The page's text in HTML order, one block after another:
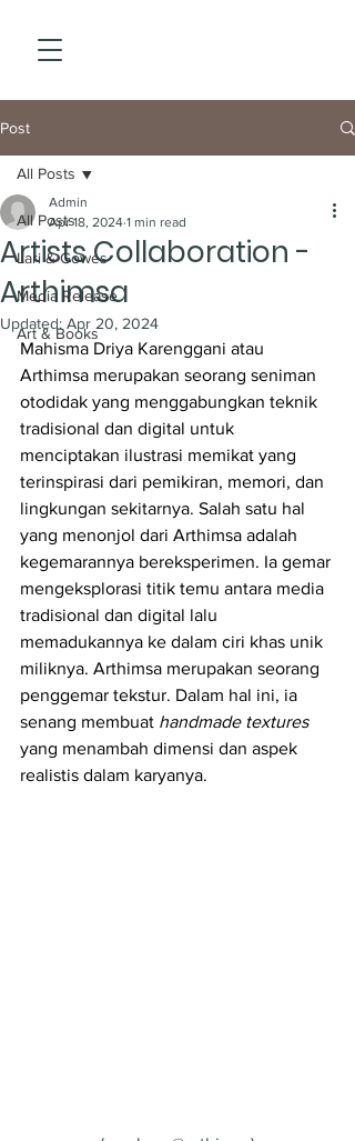
Post
All Posts
Lari & Gowes
Media Release
Art & Books
All Posts
Artists Collaboration -
Arthimsa
Admin
Apr 18, 2024 1 min read
Updated: Apr 20, 2024
Mahisma Driya Karenggani atau
Arthimsa merupakan seorang seniman
otodidak yang menggabungkan teknik
tradisional dan digital untuk
menciptakan ilustrasi memikat yang
terinspirasi dari pemikiran, memori, dan
lingkungan sekitarnya. Salah satu hal
yang menonjol dari Arthimsa adalah
kegemarannya bereksperimen. Ia gemar
mengeksplorasi titik temu antara media
tradisional dan digital lalu
memadukannya ke dalam ciri khas unik
miliknya. Arthimsa merupakan seorang
penggemar tekstur. Dalam hal ini, ia
senang membuat handmade textures
yang menambah dimensi dan aspek
realistis dalam karyanya.